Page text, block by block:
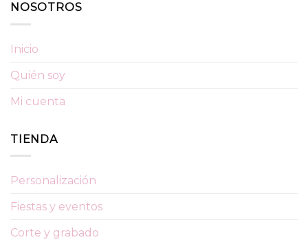
NOSOTROS
Inicio
Quién soy
Mi cuenta
TIENDA
Personalización
Fiestas y eventos
Corte y grabado